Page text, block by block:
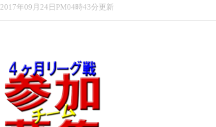
2017年09月24日PM04時43分更新